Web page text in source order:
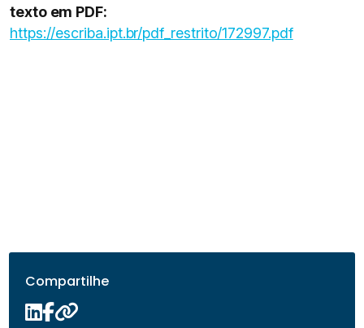
texto em PDF:
https://escriba.ipt.br/pdf_restrito/172997.pdf
Compartilhe